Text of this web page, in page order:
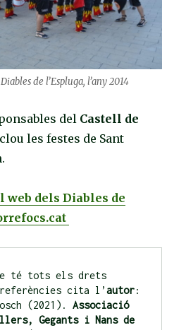
de l’Espluga, l’any 2014
del Castell de
les festes de Sant
dels Diables de
té tots els drets
cita l’autor:
(2021). Associació
Gegants i Nans de